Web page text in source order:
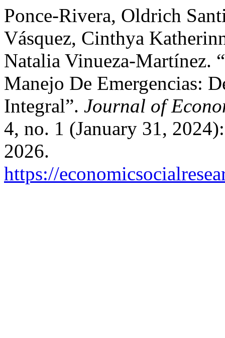
Ponce-Rivera, Oldrich
Vásquez, Cinthya
Natalia Vinueza-Martínez.
Manejo De Emergencias:
Integral”. Journal of
4, no. 1 (January 31,
2026.
https://